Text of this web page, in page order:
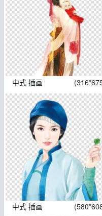
中式 插画
中式 插画